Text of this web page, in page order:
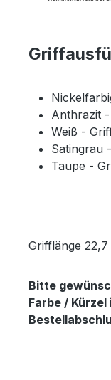
Anthrazit
Weiß -
Satingrau
Taupe -
Grifflänge 22,7
Bitte
Farbe /